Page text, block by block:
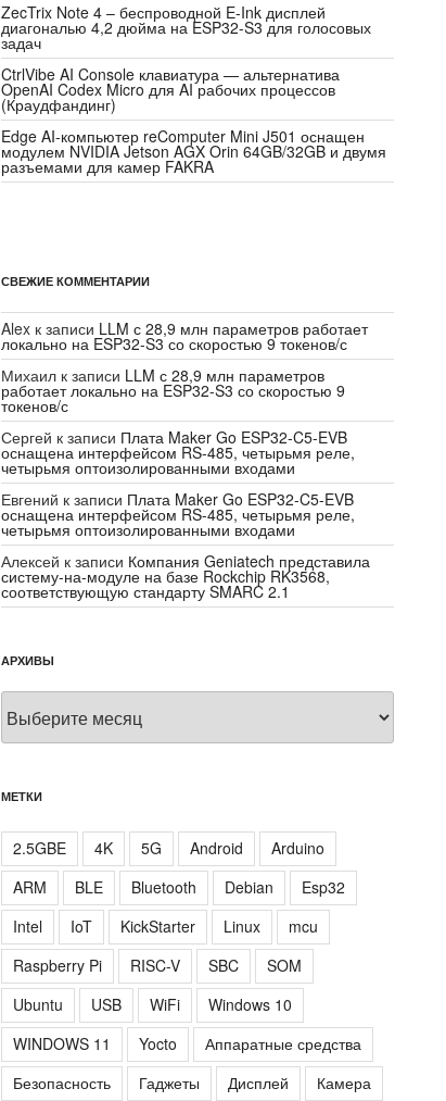
ZecTrix Note 4 – беспроводной E-Ink дисплей
диагональю 4,2 дюйма на ESP32-S3 для голосовых
задач
CtrlVibe AI Console клавиатура — альтернатива
OpenAI Codex Micro для AI рабочих процессов
(Краудфандинг)
Edge AI-компьютер reComputer Mini J501 оснащен
модулем NVIDIA Jetson AGX Orin 64GB/32GB и двумя
разъемами для камер FAKRA
СВЕЖИЕ КОММЕНТАРИИ
Alex к записи LLM с 28,9 млн параметров работает
локально на ESP32-S3 со скоростью 9 токенов/с
Михаил к записи LLM с 28,9 млн параметров
работает локально на ESP32-S3 со скоростью 9
токенов/с
Сергей к записи Плата Maker Go ESP32-C5-EVB
оснащена интерфейсом RS-485, четырьмя реле,
четырьмя оптоизолированными входами
Евгений к записи Плата Maker Go ESP32-C5-EVB
оснащена интерфейсом RS-485, четырьмя реле,
четырьмя оптоизолированными входами
Алексей к записи Компания Geniatech представила
систему-на-модуле на базе Rockchip RK3568,
соответствующую стандарту SMARC 2.1
АРХИВЫ
Архивы
МЕТКИ
2.5GBE 4K 5G Android
Arduino
ARM
BLE Bluetooth Debian
Esp32
Intel
IoT KickStarter Linux
mcu
Raspberry Pi
RISC-V SBC
SOM
Ubuntu
USB WiFi
Windows 10
WINDOWS 11
Yocto
Аппаратные средства
Безопасность
Гаджеты Дисплей
Камера